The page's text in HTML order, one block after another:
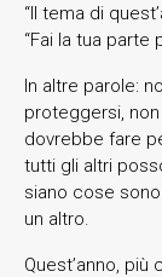
“Il tema di
“Fai la tua parte
In altre parole:
proteggersi,
dovrebbe fare
tutti gli altri
siano cose
un altro.
Quest’anno, più